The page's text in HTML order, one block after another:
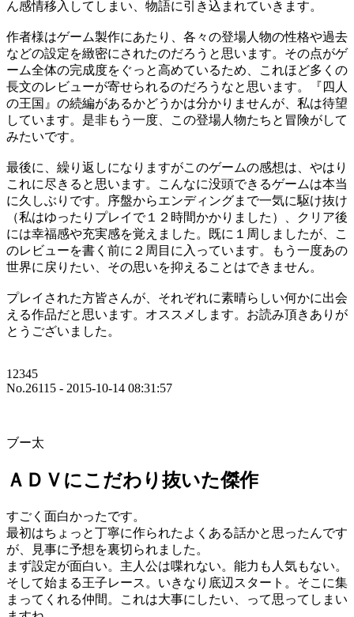
ん感情移入してしまい、物語に引き込まれていきます。
作者様はゲーム製作にあたり、各々の登場人物の性格や過去
などの設定を緻密にされたのだろうと思います。その点がゲ
ーム全体の完成度をぐっと高めているため、これほど多くの
長文のレビューが寄せられるのだろうなと思います。『四人
の王国』の続編があるかどうかは分かりませんが、私は待望
しています。是非もう一度、この登場人物たちと冒険がして
みたいです。
最後に、繰り返しになりますがこのゲームの感想は、やはり
これに尽きると思います。こんなに没頭できるゲームは本当
に久しぶりです。序盤からエンディングまで一気に駆け抜け
（私はゆったりプレイで１２時間かかりました）、クリア後
には幸福感や充実感を覚えました。既に１周しましたが、こ
のレビューを書く前に２周目に入っています。もう一度あの
世界に戻りたい、その思いを抑えることはできません。
プレイされた方皆さんが、それぞれに素晴らしい何かに出会
える作品だと思います。オススメします。お読み頂きありが
とうございました。
12345
No.26115 - 2015-10-14 08:31:57
ブー太
ＡＤＶにこだわり抜いた傑作
すごく面白かったです。
最初はちょっと丁寧に作られたよくある話かと思ったんです
が、見事に予想を裏切られました。
まず設定が面白い。主人公は喋れない。能力も人気もない。
そして始まる王子レース。いきなり底辺スタート。そこに集
まってくれる仲間。これは大事にしたい、って思ってしまい